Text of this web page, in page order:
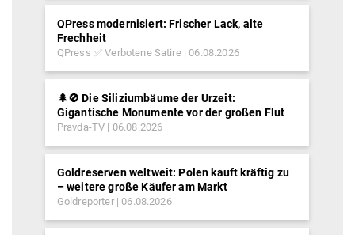
QPress modernisiert: Frischer Lack, alte
Frechheit
QPress ✅ Verbotene Satire 06.08.2026
🌲🚫 Die Siliziumbäume der Urzeit:
Gigantische Monumente vor der großen Flut
Pravda-TV 06.08.2026
Goldreserven weltweit: Polen kauft kräftig zu
– weitere große Käufer am Markt
Goldreporter 06.08.2026